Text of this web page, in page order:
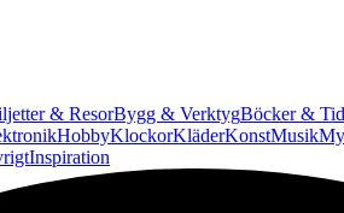
& ResorBygg & VerktygBöcker &
HobbyKlockorKläderKonstMusik
Inspiration